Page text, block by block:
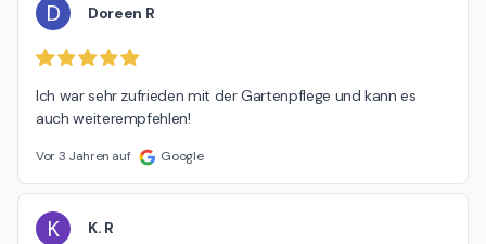
D Doreen R
Ich war sehr zufrieden mit der Gartenpflege und kann es
auch weiterempfehlen!
Vor 3 Jahren auf Google
K K. R